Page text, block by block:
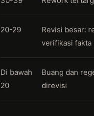
20-29
Revisi besar:
verifikasi fakta
Di bawah
20
Buang dan
direvisi